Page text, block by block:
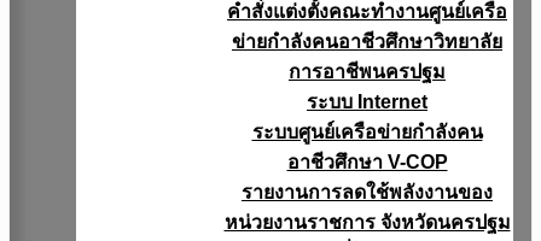
คำสั่งแต่งตั้งคณะทำงานศูนย์เครือ
ข่ายกำลังคนอาชีวศึกษาวิทยาลัย
การอาชีพนครปฐม
ระบบ Internet
ระบบศูนย์เครือข่ายกำลังคน
อาชีวศึกษา V-COP
รายงานการลดใช้พลังงานของ
หน่วยงานราชการ จังหวัดนครปฐม